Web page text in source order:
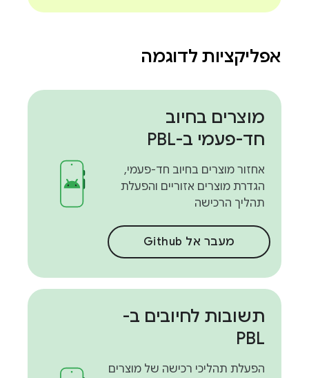
אפליקציות לדוגמה
מוצרים בחיוב
חד-פעמי ב-PBL
אחזור מוצרים בחיוב חד-פעמי,
הגדרת מוצרים אזוריים והפעלת
תהליך הרכישה
מעבר אל Github
תשובות לחיובים ב-
PBL
הפעלת תהליכי רכישה של מוצרים